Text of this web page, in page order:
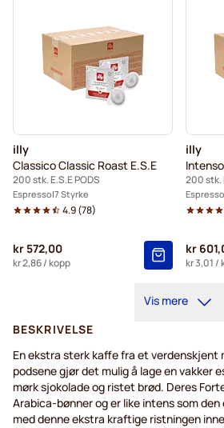
illy
Classico Classic Roast E.S.E
200 stk. E.S.E PODS
Espresso 7 Styrke
4.9(78)
kr 572,00
kr 2,86/ kopp
illy
200 stk.
Espresso
kr
kr 3,01 /
Vis mere
BESKRIVELSE
En ekstra sterk kaffe fra et verdenskjent
podsene gjør det mulig å lage en vakker
mørk sjokolade og ristet brød. Deres
Arabica-bønner og er like intens som den
med denne ekstra kraftige ristningen